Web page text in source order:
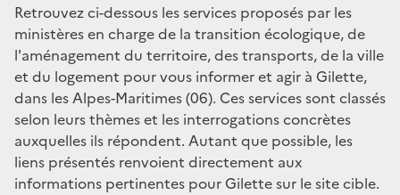
Retrouvez ci-dessous les services proposés par les
ministères en charge de la transition écologique, de
l'aménagement du territoire, des transports, de la ville
et du logement pour vous informer et agir à Gilette,
dans les Alpes-Maritimes (06). Ces services sont classés
selon leurs thèmes et les interrogations concrètes
auxquelles ils répondent. Autant que possible, les
liens présentés renvoient directement aux
informations pertinentes pour Gilette sur le site cible.